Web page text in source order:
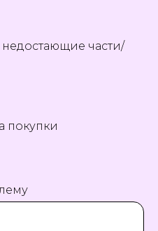
части/
покупки